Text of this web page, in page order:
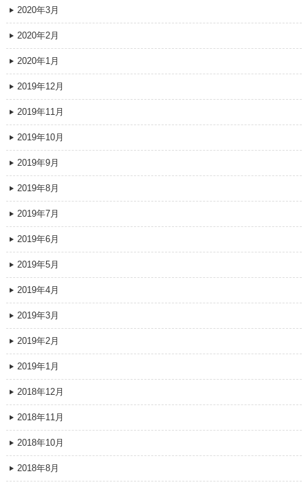
2020年3月
2020年2月
2020年1月
2019年12月
2019年11月
2019年10月
2019年9月
2019年8月
2019年7月
2019年6月
2019年5月
2019年4月
2019年3月
2019年2月
2019年1月
2018年12月
2018年11月
2018年10月
2018年8月